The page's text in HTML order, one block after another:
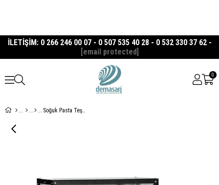
İLETİŞİM: 0 266 246 00 07 - 0 507 535 40 28 - 0 532 330 37 62 -
[email protected]
0
Soğuk Pasta Teşhir Dolabı 130 cm Düz Camlı